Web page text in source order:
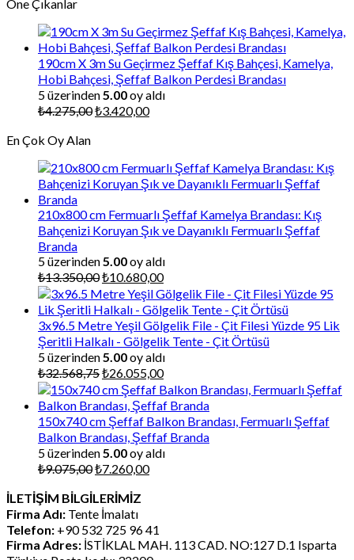
Öne Çıkanlar
190cm X 3m Su Geçirmez Şeffaf Kış Bahçesi, Kamelya,
Hobi Bahçesi, Şeffaf Balkon Perdesi Brandası
5 üzerinden5.00oy aldı
₺4.275,00Orijinal
₺3.420,00Şu
En Çok Oy Alan
210x800 cm Fermuarlı Şeffaf Kamelya Brandası: Kış
Bahçenizi Koruyan Şık ve Dayanıklı Fermuarlı Şeffaf
Branda
5 üzerinden5.00oy aldı
₺13.350,00Orijinal
fiyat:
₺13.350,00.
₺10.680,00Şu
andaki
fiyat:
₺10.680,00.
3x96.5 Metre Yeşil Gölgelik File - Çit Filesi Yüzde 95 Lik
Şeritli Halkalı - Gölgelik Tente - Çit Örtüsü
5 üzerinden5.00oy aldı
₺32.568,75Orijinal
fiyat:
₺32.568,75.
₺26.055,00Şu
andaki
fiyat:
₺26.055,00.
150x740 cm Şeffaf Balkon Brandası, Fermuarlı Şeffaf
Balkon Brandası, Şeffaf Branda
5 üzerinden5.00oy aldı
₺9.075,00Orijinal
₺9.075,00.
₺7.260,00Şu
İLETİŞİM BİLGİLERİMİZ
Firma Adı: Tente İmalatı
Telefon: +90 532 725 96 41
Firma Adres: İSTİKLAL MAH. 113 CAD. NO:127 D.1 Isparta